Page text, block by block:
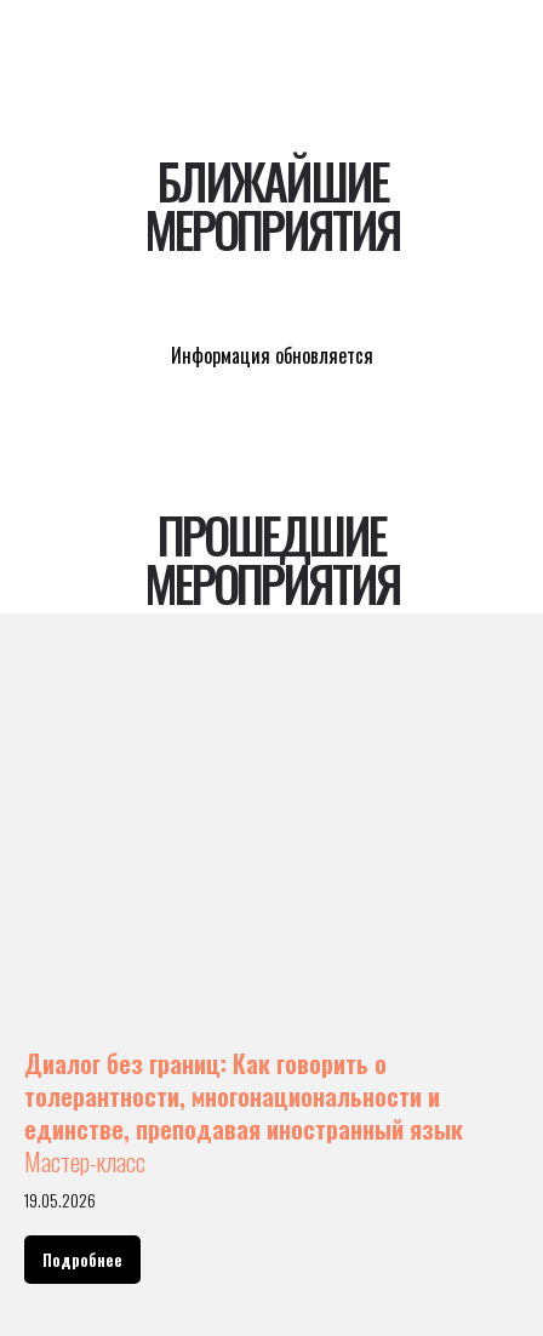
БЛИЖАЙШИЕ
МЕРОПРИЯТИЯ
Информация обновляется
ПРОШЕДШИЕ
МЕРОПРИЯТИЯ
Диалог без границ: Как говорить о
толерантности, многонациональности и
единстве, преподавая иностранный язык
Мастер-класс
19.05.2026
Подробнее